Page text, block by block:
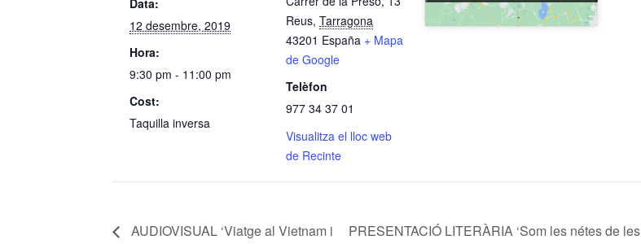
Data:
12 desembre, 2019
Hora:
9:30 pm - 11:00 pm
Cost:
Taquilla inversa
Reus, Tarragona
43201 España + Mapa
de Google
Telèfon
977 34 37 01
Visualitza el lloc web
de Recinte
AUDIOVISUAL ‘Viatge al Vietnam i
PRESENTACIÓ LITERÀRIA ‘Som les nétes de les